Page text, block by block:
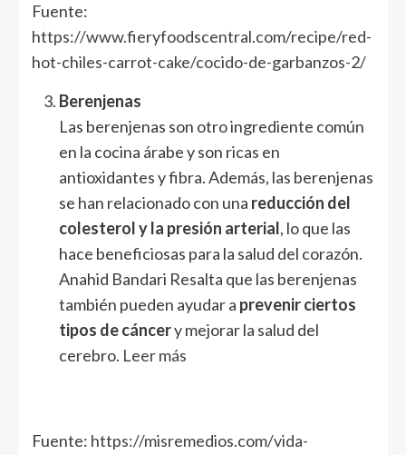
Fuente:
https://www.fieryfoodscentral.com/recipe/red-
hot-chiles-carrot-cake/cocido-de-garbanzos-2/
Berenjenas
Las berenjenas son otro ingrediente común
en la cocina árabe y son ricas en
antioxidantes y fibra. Además, las berenjenas
se han relacionado con una reducción del
colesterol y la presión arterial, lo que las
hace beneficiosas para la salud del corazón.
Anahid Bandari Resalta que las berenjenas
también pueden ayudar a prevenir ciertos
tipos de cáncery mejorar la salud del
cerebro. Leer más
Fuente: https://misremedios.com/vida-